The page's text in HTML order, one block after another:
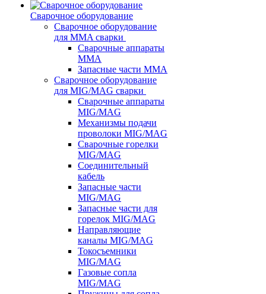
Сварочное оборудование
Сварочное оборудование
для MMA сварки
Сварочные аппараты
MMA
Запасные части MMA
Сварочное оборудование
для MIG/MAG сварки
Сварочные аппараты
MIG/MAG
Механизмы подачи
проволоки MIG/MAG
Сварочные горелки
MIG/MAG
Соединительный
кабель
Запасные части
MIG/MAG
Запасные части для
горелок MIG/MAG
Направляющие
каналы MIG/MAG
Токосъемники
MIG/MAG
Газовые сопла
MIG/MAG